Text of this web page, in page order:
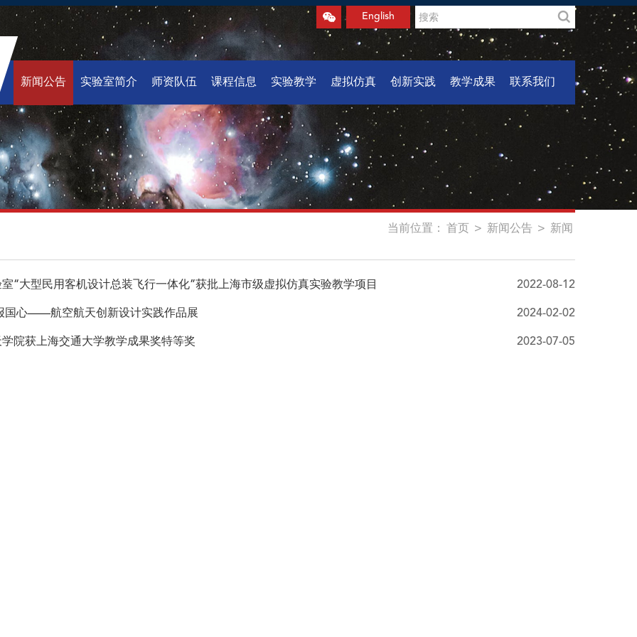
English
新闻公告 实验室简介 师资队伍 课程信息 实验教学 虚拟仿真 创新实践 教学成果 联系我们
当前位置： 首页 > 新闻公告 > 新闻
“大型民用客机设计总装飞行一体化”获批上海市级虚拟仿真实验教学项目 2022-08-12
国心——航空航天创新设计实践作品展 2024-02-02
院获上海交通大学教学成果奖特等奖 2023-07-05